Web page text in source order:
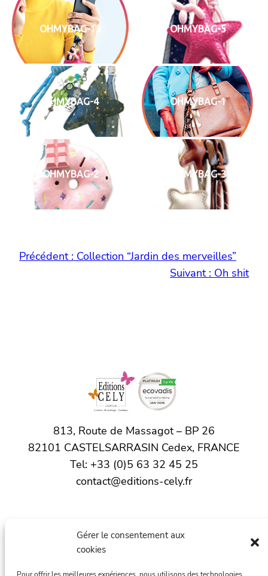
Gérer le consentement aux
cookies
OHMYBAG-13 OHMYBAG-5
OHMYBAG-4 OHMYBAG-1
OHMYBAG-2 OHMYBAG-3
Précédent : Collection “Jardin des merveilles”
Suivant : Oh shit
813, Route de Massagot – BP 26
82101 CASTELSARRASIN Cedex, FRANCE
Tel: +33 (0)5 63 32 45 25
contact@editions-cely.fr
L’actualité
Les produits